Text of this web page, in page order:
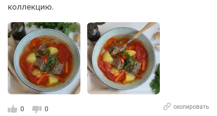
коллекцию.
0 0 скопировать